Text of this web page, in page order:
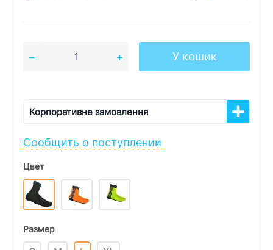
У кошик
Корпоративне замовлення
Сообщить о поступлении
Цвет
Размер